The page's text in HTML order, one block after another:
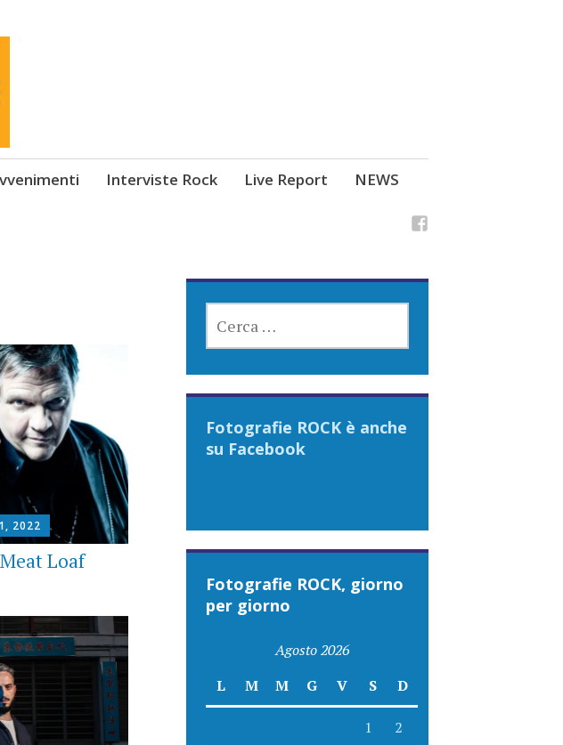
Interviste Rock Live Report NEWS
2022
Loaf
PER:
Fotografie ROCK è anche
su Facebook
Fotografie ROCK, giorno
per giorno
Agosto 2026
L
M M G V S D
1 2